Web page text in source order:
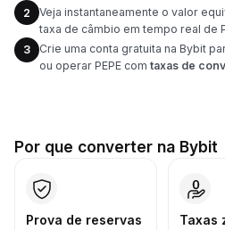
2
Veja instantaneamente o valor
taxa de câmbio em tempo real de
3
Crie uma conta gratuita na Bybit
ou operar PEPE com taxas de
Por que converter na Bybit
Prova de reservas
Taxas